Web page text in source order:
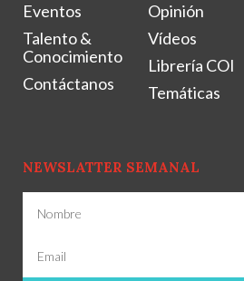
Eventos
Talento &
Conocimiento
Contáctanos
Opinión
Vídeos
Librería COI
Temáticas
NEWSLATTER SEMANAL